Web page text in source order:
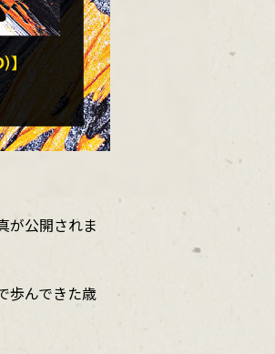
が公開されま
歩んできた歳